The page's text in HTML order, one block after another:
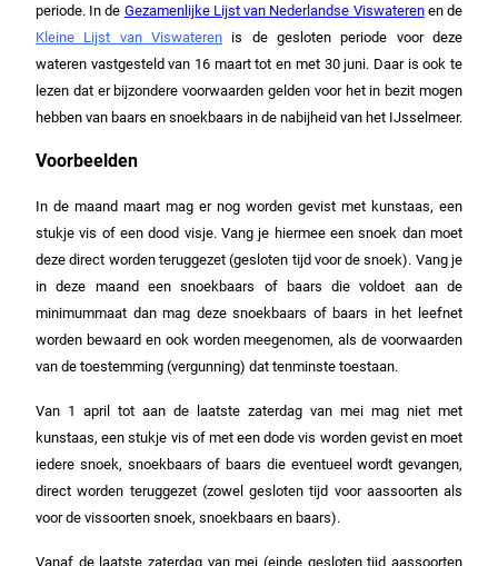
periode. In de Gezamenlijke Lijst van Nederlandse Viswaterenen de
Kleine Lijst van Viswateren is de gesloten periode voor deze
wateren vastgesteld van 16 maart tot en met 30 juni. Daar is ook te
lezen dat er bijzondere voorwaarden gelden voor het in bezit mogen
hebben van baars en snoekbaars in de nabijheid van het IJsselmeer.
Voorbeelden
In de maand maart mag er nog worden gevist met kunstaas, een
stukje vis of een dood visje. Vang je hiermee een snoek dan moet
deze direct worden teruggezet (gesloten tijd voor de snoek). Vang je
in deze maand een snoekbaars of baars die voldoet aan de
minimummaat dan mag deze snoekbaars of baars in het leefnet
worden bewaard en ook worden meegenomen, als de voorwaarden
van de toestemming (vergunning) dat tenminste toestaan.
Van 1 april tot aan de laatste zaterdag van mei mag niet met
kunstaas, een stukje vis of met een dode vis worden gevist en moet
iedere snoek, snoekbaars of baars die eventueel wordt gevangen,
direct worden teruggezet (zowel gesloten tijd voor aassoorten als
voor de vissoorten snoek, snoekbaars en baars).
Vanaf de laatste zaterdag van mei (einde gesloten tijd aassoorten